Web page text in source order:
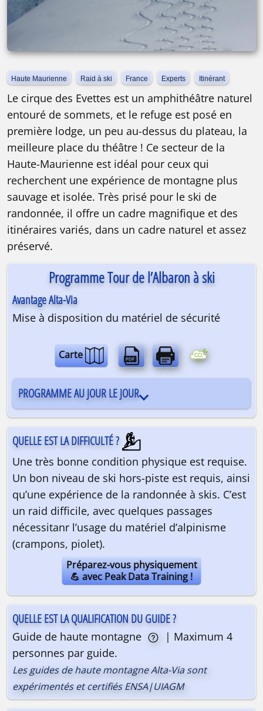
Raid à ski | Evettes et Avérole | 5 jours
Haute Maurienne Raid à ski France Experts Itinérant
Le cirque des Evettes est un amphithéâtre naturel
entouré de sommets, et le refuge est posé en
première lodge, un peu au-dessus du plateau, la
meilleure place du théâtre ! Ce secteur de la
Haute-Maurienne est idéal pour ceux qui
recherchent une expérience de montagne plus
sauvage et isolée. Très prisé pour le ski de
randonnée, il offre un cadre magnifique et des
itinéraires variés, dans un cadre naturel et assez
préservé.
Programme Tour de l’Albaron à ski
Avantage Alta-Via
Mise à disposition du matériel de sécurité
Carte
PROGRAMME AU JOUR LE JOUR
QUELLE EST LA DIFFICULTÉ ?
Une très bonne condition physique est requise.
Un bon niveau de ski hors-piste est requis, ainsi
qu’une expérience de la randonnée à skis. C’est
un raid difficile, avec quelques passages
nécessitanr l’usage du matériel d’alpinisme
(crampons, piolet).
Préparez-vous physiquement
💪 avec Peak Data Training !
QUELLE EST LA QUALIFICATION DU GUIDE ?
Guide de haute montagne
| Maximum 4
personnes par guide.
Les guides de haute montagne Alta-Via sont
expérimentés et certifiés ENSA|UIAGM